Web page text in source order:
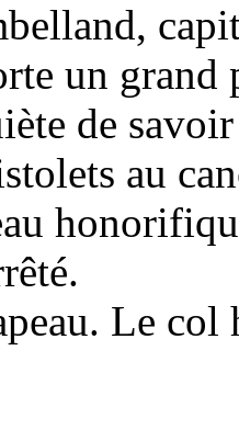
un grand
de savoir
au
Le col